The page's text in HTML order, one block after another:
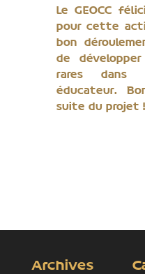
Le GEOCC
pour cette
bon
de
rares dans
éducateur.
suite du projet !
Archives